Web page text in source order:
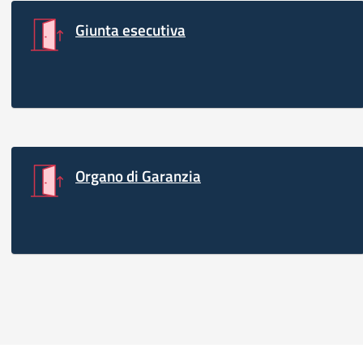
Giunta esecutiva
Organo di Garanzia